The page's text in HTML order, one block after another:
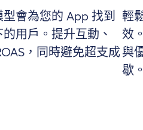
會為您的 App 找到
用戶。提升互動、
，同時避免超支成
輕
效
與
歇